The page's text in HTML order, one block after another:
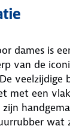
dames is
van de
veelzijdige
met een
wat